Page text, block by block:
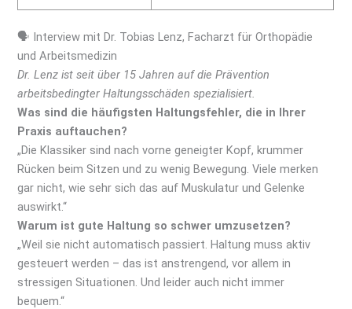
🗣 Interview mit Dr. Tobias Lenz, Facharzt für Orthopädie
und Arbeitsmedizin
Dr. Lenz ist seit über 15 Jahren auf die Prävention
arbeitsbedingter Haltungsschäden spezialisiert.
Was sind die häufigsten Haltungsfehler, die in Ihrer
Praxis auftauchen?
„Die Klassiker sind nach vorne geneigter Kopf, krummer
Rücken beim Sitzen und zu wenig Bewegung. Viele merken
gar nicht, wie sehr sich das auf Muskulatur und Gelenke
auswirkt.“
Warum ist gute Haltung so schwer umzusetzen?
„Weil sie nicht automatisch passiert. Haltung muss aktiv
gesteuert werden – das ist anstrengend, vor allem in
stressigen Situationen. Und leider auch nicht immer
bequem.“